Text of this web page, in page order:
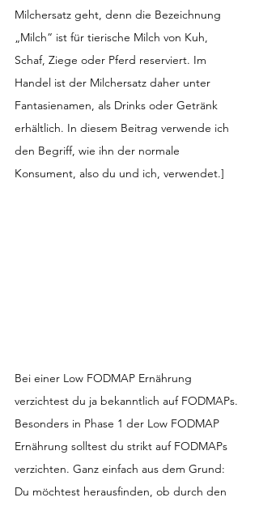
Milchersatz geht, denn die Bezeichnung
„Milch“ ist für tierische Milch von Kuh,
Schaf, Ziege oder Pferd reserviert. Im
Handel ist der Milchersatz daher unter
Fantasienamen, als Drinks oder Getränk
erhältlich. In diesem Beitrag verwende ich
den Begriff, wie ihn der normale
Konsument, also du und ich, verwendet.]
Bei einer Low FODMAP Ernährung
verzichtest du ja bekanntlich auf FODMAPs.
Besonders in Phase 1 der Low FODMAP
Ernährung solltest du strikt auf FODMAPs
verzichten. Ganz einfach aus dem Grund:
Du möchtest herausfinden, ob durch den